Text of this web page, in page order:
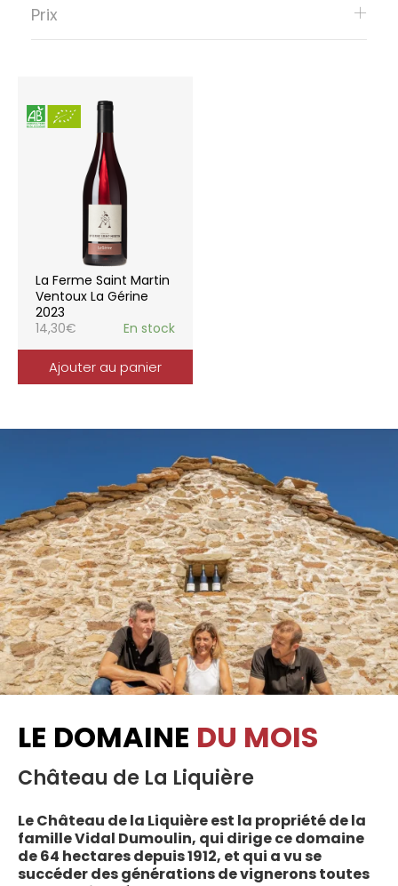
La Ferme Saint Martin
Ventoux La Gérine
2023
14,30€ En stock
Ajouter au panier
Prix
LE DOMAINE DU MOIS
Château de La Liquière
Le Château de la Liquière est la propriété de la
famille Vidal Dumoulin, qui dirige ce domaine
de 64 hectares depuis 1912, et qui a vu se
succéder des générations de vignerons toutes